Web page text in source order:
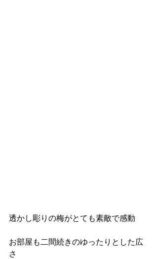
透かし彫りの梅がとても素敵で感動
お部屋も二間続きのゆったりとした広
さ